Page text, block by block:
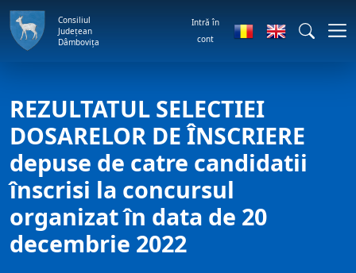
Consiliul
Județean
Dâmbovița
Intră în
cont
REZULTATUL SELECTIEI
DOSARELOR DE ÎNSCRIERE
depuse de catre candidatii
înscrisi la concursul
organizat în data de 20
decembrie 2022